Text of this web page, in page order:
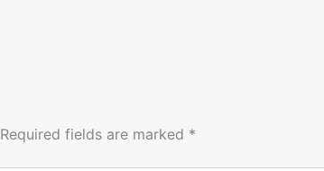
Required fields are marked *